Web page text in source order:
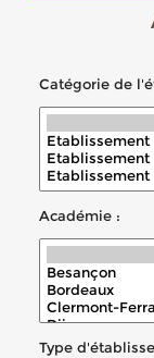
Catégorie de
Académie :
Type